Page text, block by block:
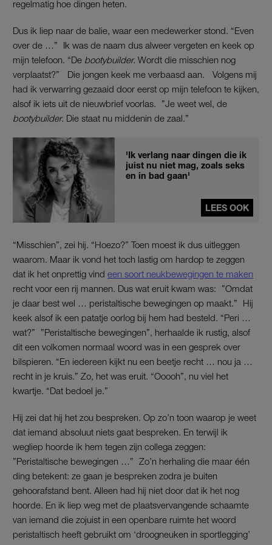
regelmatig hoe dingen heten.
Dus ik liep naar de balie, waar een medewerker stond. “Even
over de …” Ik was de naam dus alweer vergeten en keek op
mijn telefoon. “De bootybuilder. Wordt die misschien nog
verplaatst?” Die jongen keek me verbaasd aan. Volgens mij
had ik verwarring gezaaid door eerst op mijn telefoon te kijken,
alsof ik iets uit de nieuwbrief voorlas. ”Je weet wel, de
bootybuilder. Die staat nu middenin de zaal.”
'Ik verlang naar dingen die ik
juist nu niet mag, zoals seks
en in bad gaan'
LEES OOK
“Misschien”, zei hij. “Hoezo?” Toen moest ik dus uitleggen
waarom. Maar ik vond het toch lastig om hardop te zeggen
dat ik het onprettig vind een soort neukbewegingen te maken
recht voor een rij mannen. Dus wat eruit kwam was: ”Omdat
je daar best wel … peristaltische bewegingen op maakt.” Hij
keek alsof ik een patatje oorlog bij hem had besteld. “Peri …
wat?” ”Peristaltische bewegingen”, herhaalde ik rustig, alsof
dit een volkomen normaal woord was in een gesprek over
bilspieren. “En iedereen kijkt nu een beetje recht … nou ja …
recht in je kruis.” Zo, het was eruit. “Ooooh”, nu viel het
kwartje. “Dat bedoel je.”
Hij zei dat hij het zou bespreken. Op zo’n toon waarop je weet
dat iemand absoluut niets gaat bespreken. En terwijl ik
wegliep hoorde ik hem tegen zijn collega zeggen:
”Peristaltische bewegingen …” Zo’n herhaling die maar één
ding betekent: ze gaan je bespreken zodra je buiten
gehoorafstand bent. Alleen had hij niet door dat ik het nog
hoorde. En ik liep weg met de plaatsvervangende schaamte
van iemand die zojuist in een openbare ruimte het woord
peristaltisch heeft gebruikt om ‘droogneuken in sportlegging’